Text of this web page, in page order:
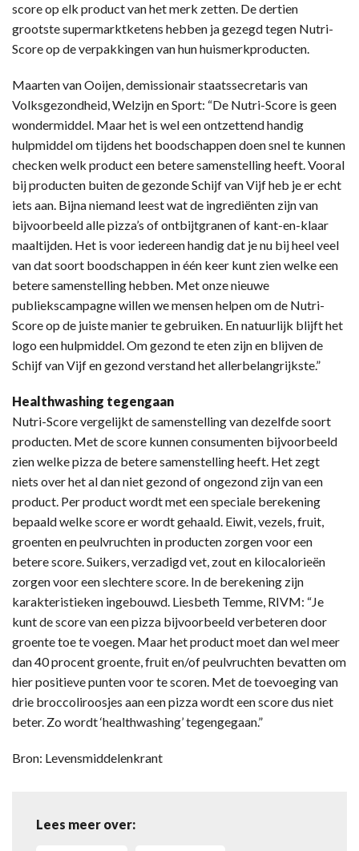
score op elk product van het merk zetten. De dertien
grootste supermarktketens hebben ja gezegd tegen Nutri-
Score op de verpakkingen van hun huismerkproducten.
Maarten van Ooijen, demissionair staatssecretaris van
Volksgezondheid, Welzijn en Sport: “De Nutri-Score is geen
wondermiddel. Maar het is wel een ontzettend handig
hulpmiddel om tijdens het boodschappen doen snel te kunnen
checken welk product een betere samenstelling heeft. Vooral
bij producten buiten de gezonde Schijf van Vijf heb je er echt
iets aan. Bijna niemand leest wat de ingrediënten zijn van
bijvoorbeeld alle pizza’s of ontbijtgranen of kant-en-klaar
maaltijden. Het is voor iedereen handig dat je nu bij heel veel
van dat soort boodschappen in één keer kunt zien welke een
betere samenstelling hebben. Met onze nieuwe
publiekscampagne willen we mensen helpen om de Nutri-
Score op de juiste manier te gebruiken. En natuurlijk blijft het
logo een hulpmiddel. Om gezond te eten zijn en blijven de
Schijf van Vijf en gezond verstand het allerbelangrijkste.”
Healthwashing tegengaan
Nutri-Score vergelijkt de samenstelling van dezelfde soort
producten. Met de score kunnen consumenten bijvoorbeeld
zien welke pizza de betere samenstelling heeft. Het zegt
niets over het al dan niet gezond of ongezond zijn van een
product. Per product wordt met een speciale berekening
bepaald welke score er wordt gehaald. Eiwit, vezels, fruit,
groenten en peulvruchten in producten zorgen voor een
betere score. Suikers, verzadigd vet, zout en kilocalorieën
zorgen voor een slechtere score. In de berekening zijn
karakteristieken ingebouwd. Liesbeth Temme, RIVM: “Je
kunt de score van een pizza bijvoorbeeld verbeteren door
groente toe te voegen. Maar het product moet dan wel meer
dan 40 procent groente, fruit en/of peulvruchten bevatten om
hier positieve punten voor te scoren. Met de toevoeging van
drie broccoliroosjes aan een pizza wordt een score dus niet
beter. Zo wordt ‘healthwashing’ tegengegaan.”
Bron: Levensmiddelenkrant
Lees meer over: